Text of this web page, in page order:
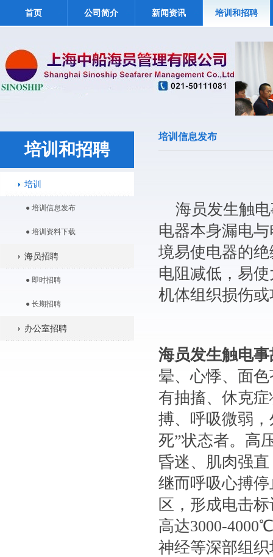
首页 公司简介 新闻资讯 培训和招聘
培训和招聘
培训
● 培训信息发布
● 培训资料下载
海员招聘
● 即时招聘
● 长期招聘
办公室招聘
培训信息发布
海员发生触电
电器本身漏电
境易使电器的
电阻减低，易
机体组织损伤
海员发生触电
晕、心悸、面
有抽搐、休克
搏、呼吸微弱
死”状态者。高
昏迷、肌肉强
继而呼吸心搏
区，形成电击
高达3000-
神经等深部组